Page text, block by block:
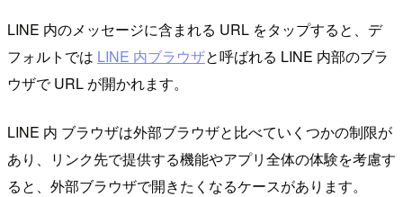
LINE 内のメッセージに含まれる URL をタップすると、デ
フォルトでは LINE 内ブラウザと呼ばれる LINE 内部のブラ
ウザで URL が開かれます。
LINE 内 ブラウザは外部ブラウザと比べていくつかの制限が
あり、リンク先で提供する機能やアプリ全体の体験を考慮す
ると、外部ブラウザで開きたくなるケースがあります。